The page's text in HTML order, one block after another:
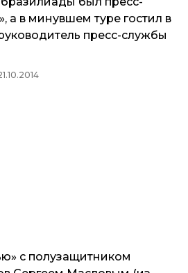
а в минувшем туре гостил в
пресс-службы
с полузащитником